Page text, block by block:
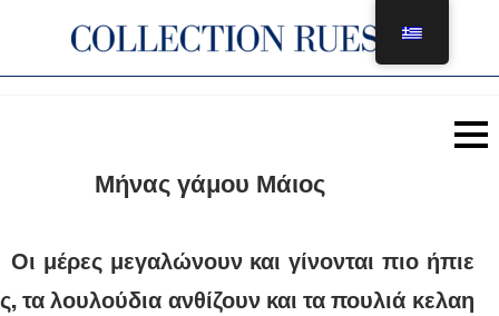
περιεχόμενο
Μήνας γάμου Μάιος
Οι μέρες μεγαλώνουν και γίνονται πιο ήπιε
ς, τα λουλούδια ανθίζουν και τα πουλιά κελαη